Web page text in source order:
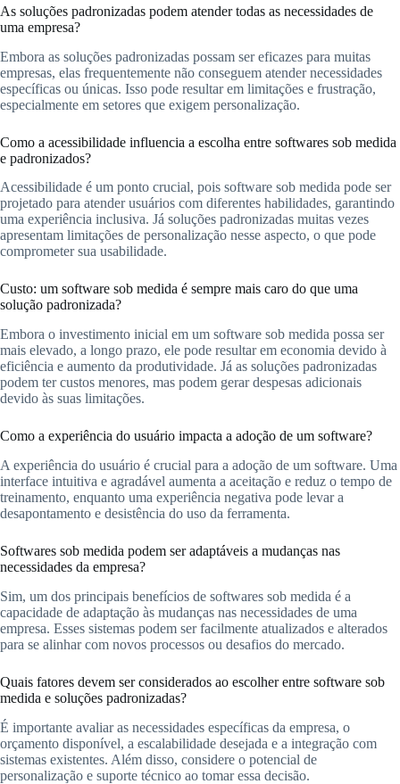
As soluções padronizadas podem atender todas as necessidades de
uma empresa?
Embora as soluções padronizadas possam ser eficazes para muitas
empresas, elas frequentemente não conseguem atender necessidades
específicas ou únicas. Isso pode resultar em limitações e frustração,
especialmente em setores que exigem personalização.
Como a acessibilidade influencia a escolha entre softwares sob medida
e padronizados?
Acessibilidade é um ponto crucial, pois software sob medida pode ser
projetado para atender usuários com diferentes habilidades, garantindo
uma experiência inclusiva. Já soluções padronizadas muitas vezes
apresentam limitações de personalização nesse aspecto, o que pode
comprometer sua usabilidade.
Custo: um software sob medida é sempre mais caro do que uma
solução padronizada?
Embora o investimento inicial em um software sob medida possa ser
mais elevado, a longo prazo, ele pode resultar em economia devido à
eficiência e aumento da produtividade. Já as soluções padronizadas
podem ter custos menores, mas podem gerar despesas adicionais
devido às suas limitações.
Como a experiência do usuário impacta a adoção de um software?
A experiência do usuário é crucial para a adoção de um software. Uma
interface intuitiva e agradável aumenta a aceitação e reduz o tempo de
treinamento, enquanto uma experiência negativa pode levar a
desapontamento e desistência do uso da ferramenta.
Softwares sob medida podem ser adaptáveis a mudanças nas
necessidades da empresa?
Sim, um dos principais benefícios de softwares sob medida é a
capacidade de adaptação às mudanças nas necessidades de uma
empresa. Esses sistemas podem ser facilmente atualizados e alterados
para se alinhar com novos processos ou desafios do mercado.
Quais fatores devem ser considerados ao escolher entre software sob
medida e soluções padronizadas?
É importante avaliar as necessidades específicas da empresa, o
orçamento disponível, a escalabilidade desejada e a integração com
sistemas existentes. Além disso, considere o potencial de
personalização e suporte técnico ao tomar essa decisão.